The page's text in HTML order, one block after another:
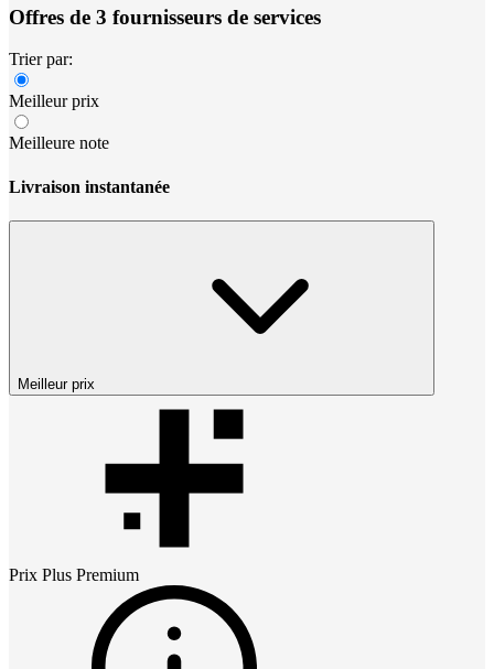
Offres de 3 fournisseurs de services
Trier par:
Meilleur prix
Meilleure note
Livraison instantanée
Meilleur prix
Prix Plus Premium